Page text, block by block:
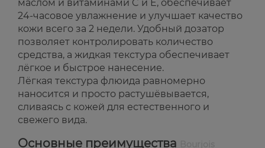
маслом и витаминами C и E, обеспечивает
24-часовое увлажнение и улучшает качество
кожи всего за 2 недели. Удобный дозатор
позволяет контролировать количество
средства, а жидкая текстура обеспечивает
лёгкое и быстрое нанесение.
Лёгкая текстура флюида равномерно
наносится и просто растушёвывается,
сливаясь с кожей для естественного и
свежего вида.
Основные преимущества